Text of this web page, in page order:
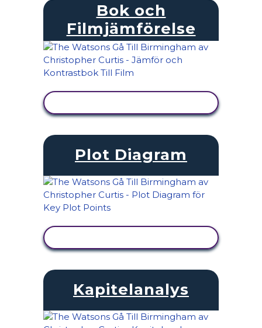
Bok och
Filmjämförelse
Plot Diagram
Kapitelanalys